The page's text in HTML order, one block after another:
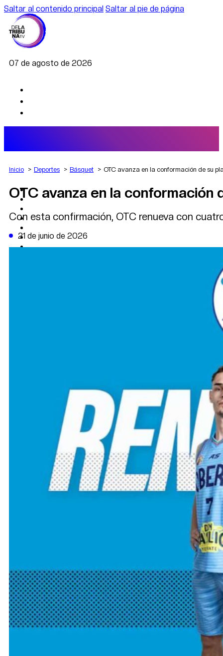
Saltar al contenido principal Saltar al pie de página
07 de agosto de 2026
AGRO
DEPORTES
POLÍTICA
DATA FIRME
DE LA TRIBUNA TV
Inicio Deportes Básquet OTC avanza en la conformación de su
OTC avanza en la conformación
Con esta confirmación, OTC renueva con
21 de junio de 2026